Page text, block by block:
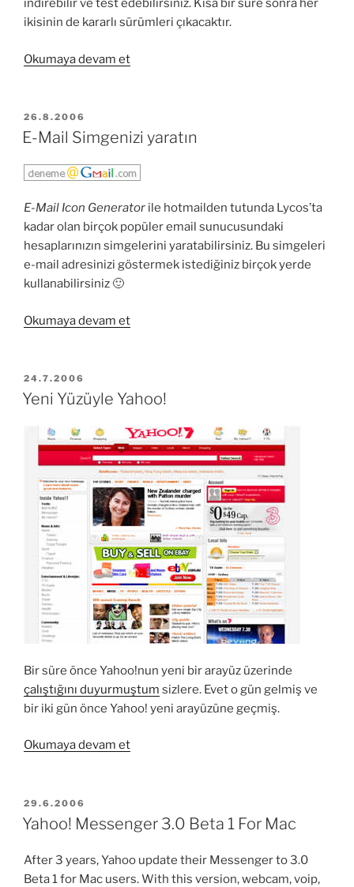
indirebilir ve test edebilirsiniz. Kısa bir süre sonra her
ikisinin de kararlı sürümleri çıkacaktır.
Okumaya devam et“Windows
Beta
Yahoo!
9
Beta”
YAYIM
TARIHI
26.8.2006
E-Mail Simgenizi yaratın
E-Mail Icon Generator ile hotmailden tutunda Lycos’ta
kadar olan birçok popüler email sunucusundaki
hesaplarınızın simgelerini yaratabilirsiniz. Bu simgeleri
e-mail adresinizi göstermek istediğiniz birçok yerde
kullanabilirsiniz 🙂
Okumaya devam et“E-
YAYIM
TARIHI
24.7.2006
Yeni Yüzüyle Yahoo!
Bir süre önce Yahoo!nun yeni bir arayüz üzerinde
çalıştığını duyurmuştum sizlere. Evet o gün gelmiş ve
bir iki gün önce Yahoo! yeni arayüzüne geçmiş.
Okumaya devam et“Yeni
YAYIM
TARIHI
29.6.2006
Yahoo! Messenger 3.0 Beta 1 For Mac
After 3 years, Yahoo update their Messenger to 3.0
Beta 1 for Mac users. With this version, webcam, voip,